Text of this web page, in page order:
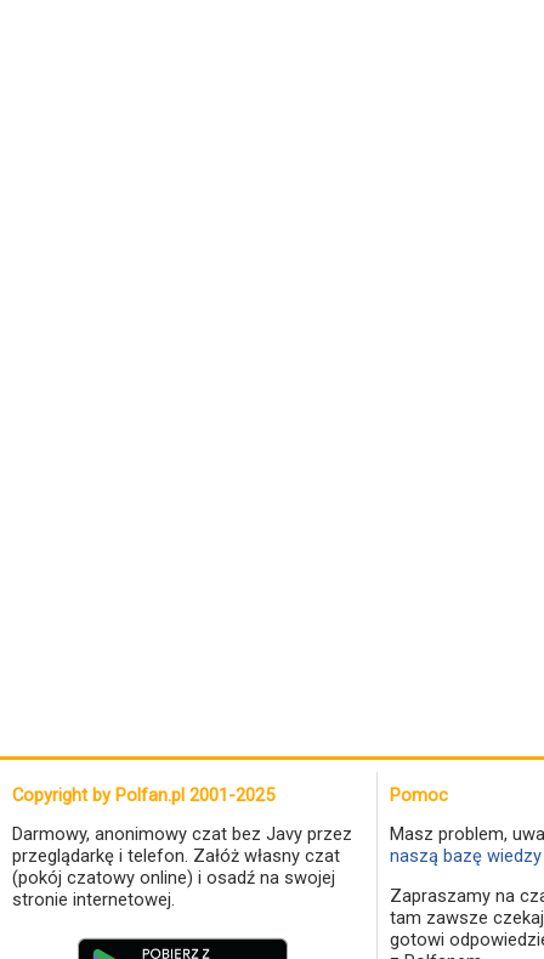
Copyright by Polfan.pl 2001-2025
Darmowy, anonimowy czat bez Javy przez
przeglądarkę i telefon. Załóż własny czat
(pokój czatowy online) i osadź na swojej
stronie internetowej.
Pomoc
Masz problem,
naszą bazę
Zapraszamy na
tam zawsze
gotowi